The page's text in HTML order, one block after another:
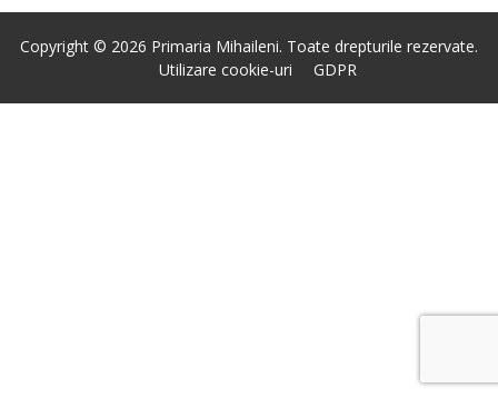
Copyright © 2026 Primaria Mihaileni. Toate drepturile rezervate.
Utilizare cookie-uri
GDPR